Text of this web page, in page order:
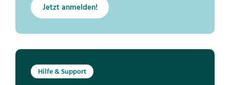
Jetzt anmelden!
Hilfe & Support